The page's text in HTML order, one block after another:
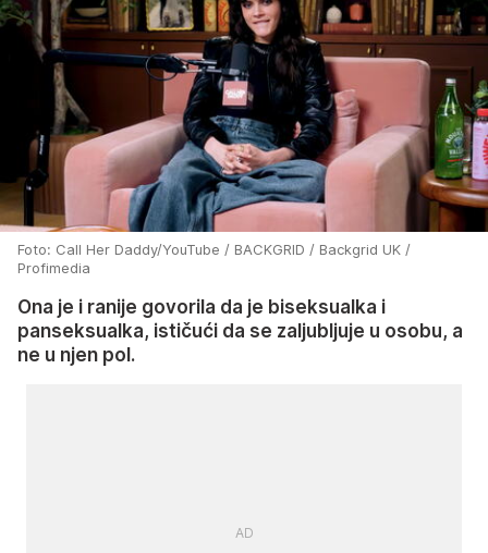
Foto: Call Her Daddy/YouTube / BACKGRID / Backgrid UK /
Profimedia
Ona je i ranije govorila da je biseksualka i
panseksualka, ističući da se zaljubljuje u osobu, a
ne u njen pol.